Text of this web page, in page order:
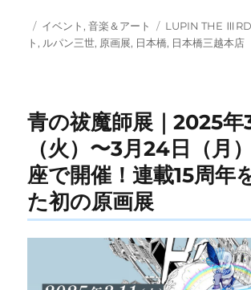
投
稿
カ
テ
イベント ,音楽＆アート
タ
グ
LUPIN THE ⅢRD
ト , ルパン三世, 原画展, 日本橋, 日本橋三越本店
青の祓魔師展｜2025年
（火）〜3月24日（月
座で開催！連載15周年
た初の原画展